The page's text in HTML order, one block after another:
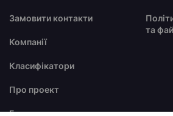
Замовити контакти
Компанії
Класифікатори
Про проект
Блог
та